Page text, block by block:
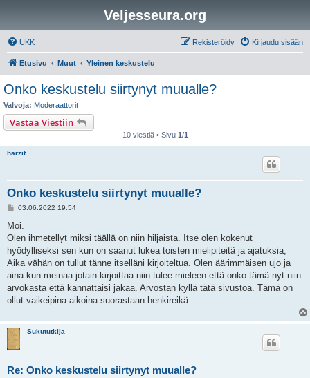
Veljesseura.org
UKK Kirjaudu sisään
Rekisteröidy
Etusivu Muut Yleinen keskustelu
Onko keskustelu siirtynyt muualle?
Valvoja: Moderaattorit
Vastaa Viestiin
10 viestiä • Sivu 1/1
harzit
Onko keskustelu siirtynyt muualle?
V
e
t
i
03.06.2022 19:54
Moi.
Olen ihmetellyt miksi täällä on niin hiljaista. Itse olen kokenut
hyödylliseksi sen kun on saanut lukea toisten mielipiteitä ja ajatuksia,
Aika vähän on tullut tänne itselläni kirjoiteltua. Olen äärimmäisen ujo ja
aina kun meinaa jotain kirjoittaa niin tulee mieleen että onko tämä nyt niin
arvokasta että kannattaisi jakaa. Arvostan kyllä tätä sivustoa. Tämä on
ollut vaikeipina aikoina suorastaan henkireikä.
Sukututkija
Re: Onko keskustelu siirtynyt muualle?